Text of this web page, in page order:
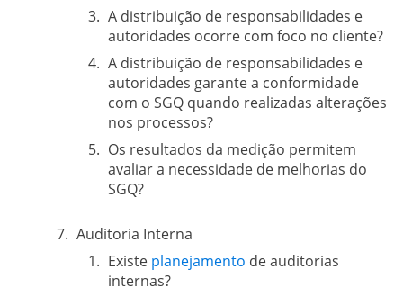
A distribuição de responsabilidades e
autoridades ocorre com foco no cliente?
A distribuição de responsabilidades e
autoridades garante a conformidade
com o SGQ quando realizadas alterações
nos processos?
Os resultados da medição permitem
avaliar a necessidade de melhorias do
SGQ?
Auditoria Interna
Existe planejamento de auditorias
internas?